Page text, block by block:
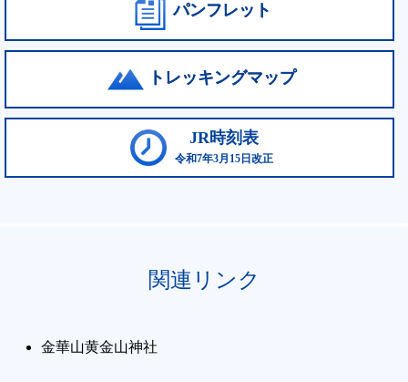
パンフレット
トレッキングマップ
JR時刻表
令和7年3月15日改正
関連リンク
金華山黄金山神社